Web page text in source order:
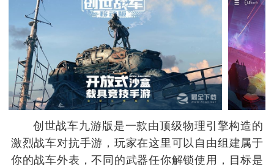
创世战车九游版是一款由顶级物理引擎构造的
激烈战车对抗手游，玩家在这里可以自由组建属于
你的战车外表，不同的武器任你解锁使用，目标是